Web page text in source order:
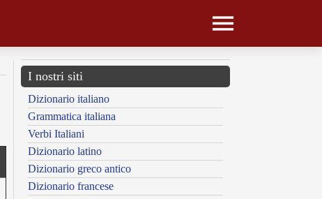
I nostri siti
Dizionario italiano
Grammatica italiana
Verbi Italiani
Dizionario latino
Dizionario greco antico
Dizionario francese